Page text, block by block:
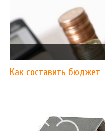
Как составить бюджет